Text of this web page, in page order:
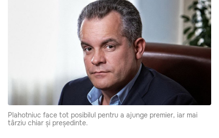
Plahotniuc face tot posibilul pentru a ajunge premier, iar mai
târziu chiar și președinte.